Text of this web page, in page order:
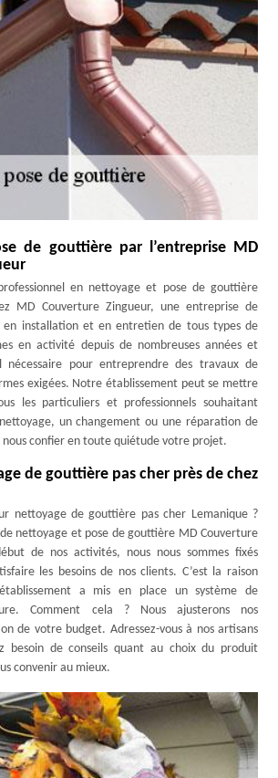
de gouttière par l’entreprise MD
en nettoyage et pose de gouttière
MD Couverture Zingueur, une entreprise de
en installation et en entretien de tous types de
en activité depuis de nombreuses années et
nécessaire pour entreprendre des travaux de
exigées. Notre établissement peut se mettre
les particuliers et professionnels souhaitant
un changement ou une réparation de
nous confier en toute quiétude votre projet.
de gouttière pas cher près de chez
nettoyage de gouttière pas cher Lemanique ?
nettoyage et pose de gouttière MD Couverture
de nos activités, nous nous sommes fixés
les besoins de nos clients. C’est la raison
a mis en place un système de
Comment cela ? Nous ajusterons nos
de votre budget. Adressez-vous à nos artisans
besoin de conseils quant au choix du produit
convenir au mieux.